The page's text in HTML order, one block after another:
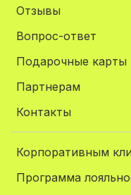
Отзывы
Вопрос-ответ
Подарочные карты
Партнерам
Контакты
Корпоративным
Программа